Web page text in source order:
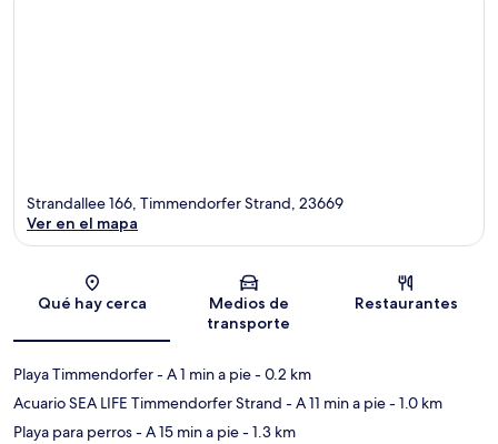
Sección del mapa
Strandallee 166, Timmendorfer Strand, 23669
Ver en el mapa
Qué hay cerca
Medios de
transporte
Restaurantes
Playa Timmendorfer- A 1 min a pie- 0.2 km
Acuario SEA LIFE Timmendorfer Strand - A 11 min a pie- 1.0 km
Playa para perros- A 15 min a pie- 1.3 km